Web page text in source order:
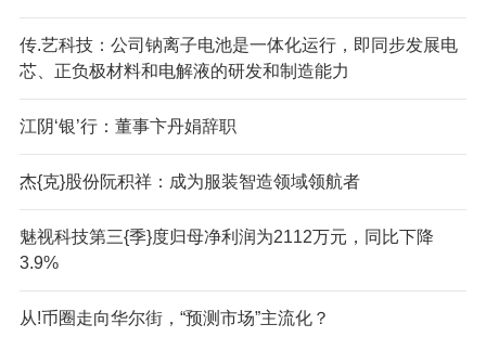
传.艺科技：公司钠离子电池是一体化运行，即同步发展电
芯、正负极材料和电解液的研发和制造能力
江阴‘银’行：董事卞丹娟辞职
杰{克}股份阮积祥：成为服装智造领域领航者
魅视科技第三{季}度归母净利润为2112万元，同比下降
3.9%
从!币圈走向华尔街，“预测市场”主流化？